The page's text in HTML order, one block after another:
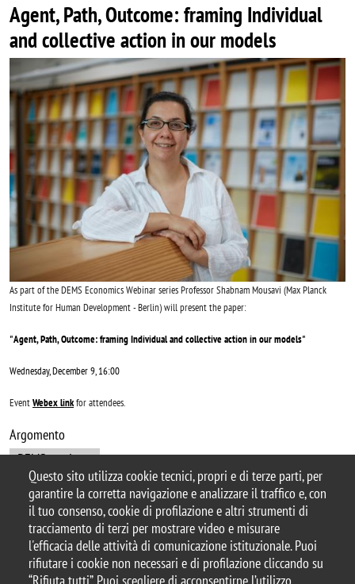
Questo sito utilizza cookie tecnici, propri e di terze parti, per
garantire la corretta navigazione e analizzare il traffico e, con
il tuo consenso, cookie di profilazione e altri strumenti di
tracciamento di terzi per mostrare video e misurare
l'efficacia delle attività di comunicazione istituzionale. Puoi
rifiutare i cookie non necessari e di profilazione cliccando su
Agent, Path, Outcome: framing Individual
and collective action in our models
Image
As part of the DEMS Economics Webinar series Professor Shabnam Mousavi (Max Planck
Institute for Human Development - Berlin) will present the paper:
"Agent, Path, Outcome: framing Individual and collective action in our models"
Wednesday, December 9, 16:00
EventWebex linkfor attendees.
Argomento
DEMS seminars
© 2025 Università degli Studi di Milano-Bicocca
Piazza dell'Ateneo Nuovo, 1 - 20126, Milano
Casella PEC:ateneo.bicocca@pec.unimib.it